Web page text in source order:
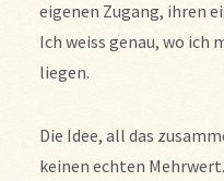
eigenen Zugang, ihren
Ich weiss genau, wo ich
liegen.
Die Idee, all das
keinen echten